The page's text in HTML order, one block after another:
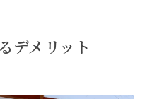
デメリット